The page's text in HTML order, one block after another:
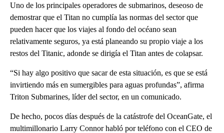
Uno de los principales operadores de submarinos, deseoso de
demostrar que el Titan no cumplía las normas del sector que
pueden hacer que los viajes al fondo del océano sean
relativamente seguros, ya está planeando su propio viaje a los
restos del Titanic, adonde se dirigía el Titan antes de colapsar.
“Si hay algo positivo que sacar de esta situación, es que se está
invirtiendo más en sumergibles para aguas profundas”, afirma
Triton Submarines, líder del sector, en un comunicado.
De hecho, pocos días después de la catástrofe del OceanGate, el
multimillonario Larry Connor habló por teléfono con el CEO de